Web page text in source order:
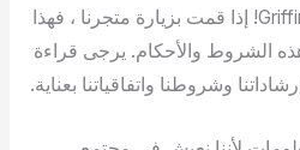
مرحبا بكم في GriffinMachinery! إذا قمت بزيارة متجرنا ، فهذا
هذه الشروط والأحكام. يرجى قراءة
وشروطنا واتفاقياتنا بعناية.